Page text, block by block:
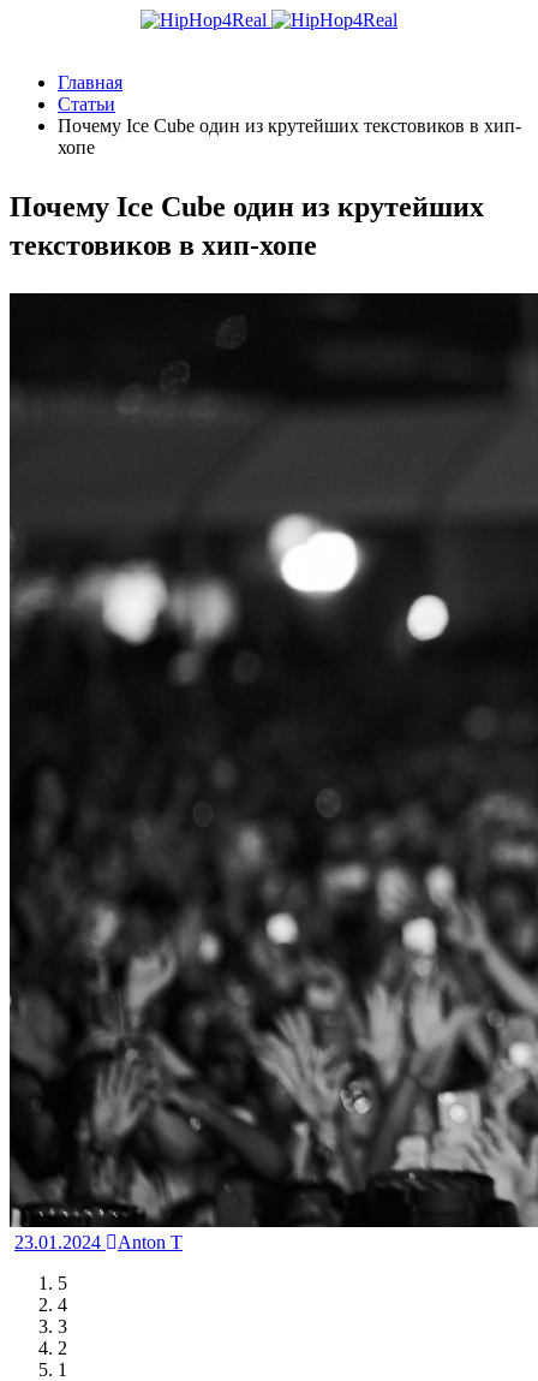
Главная
Статьи
Почему Ice Cube один из крутейших текстовиков в хип-
хопе
Почему Ice Cube один из крутейших
текстовиков в хип-хопе
23.01.2024
Anton T
5
4
3
2
1